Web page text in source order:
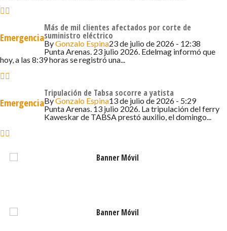
Emergencia
Más de mil clientes afectados por corte de
suministro eléctrico
ByGonzalo Espina23 de julio de 2026 - 12:38
Punta Arenas. 23 julio 2026. Edelmag informó que
hoy, a las 8:39 horas se registró una...
Emergencia
Tripulación de Tabsa socorre a yatista
ByGonzalo Espina13 de julio de 2026 - 5:29
Punta Arenas. 13 julio 2026. La tripulación del ferry
Kaweskar de TABSA prestó auxilio, el domingo...